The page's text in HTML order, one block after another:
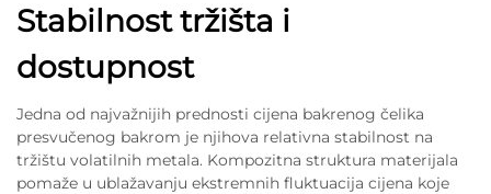
Stabilnost tržišta i
dostupnost
Jedna od najvažnijih prednosti cijena bakrenog čelika
presvučenog bakrom je njihova relativna stabilnost na
tržištu volatilnih metala. Kompozitna struktura materijala
pomaže u ublažavanju ekstremnih fluktuacija cijena koje